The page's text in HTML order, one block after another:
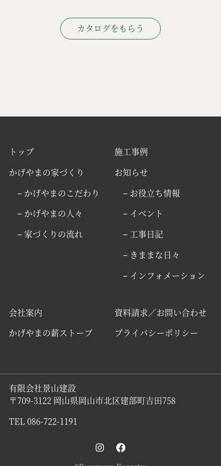
カタログをもらう
トップ
かげやまの家づくり
− かげやまのこだわり
− かげやまの人々
− 家づくりの流れ
施工事例
お知らせ
− お役立ち情報
− イベント
− 工事日記
− きままな日々
− インフォメーション
会社案内
かげやまの薪ストーブ
資料請求／お問い合わせ
プライバシーポリシー
有限会社景山建設
〒709-3122 岡山県岡山市北区建部町吉田758
TEL 086-722-1191